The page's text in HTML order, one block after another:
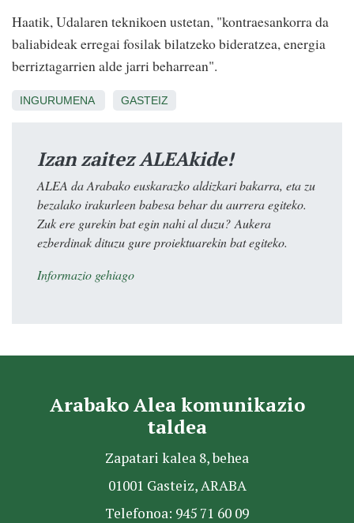
Haatik, Udalaren teknikoen ustetan, "kontraesankorra da
baliabideak erregai fosilak bilatzeko bideratzea, energia
berriztagarrien alde jarri beharrean".
INGURUMENA GASTEIZ
Izan zaitez ALEAkide!
ALEA da Arabako euskarazko aldizkari bakarra, eta zu
bezalako irakurleen babesa behar du aurrera egiteko.
Zuk ere gurekin bat egin nahi al duzu? Aukera
ezberdinak dituzu gure proiektuarekin bat egiteko.
Informazio gehiago
Arabako Alea komunikazio
taldea
Zapatari kalea 8, behea
01001 Gasteiz, ARABA
Telefonoa: 945 71 60 09